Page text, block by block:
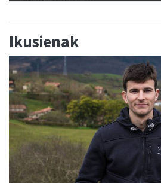
Ikusienak